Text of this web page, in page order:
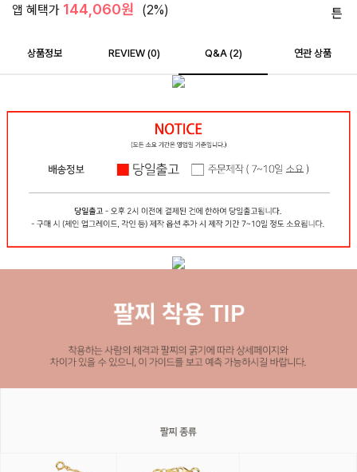
앱 혜택가 144,060원 (2%)
상품정보 REVIEW (0) Q&A (2) 연관 상품